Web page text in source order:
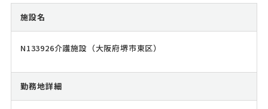
施設名
N133926介護施設（大阪府堺市東区）
勤務地詳細